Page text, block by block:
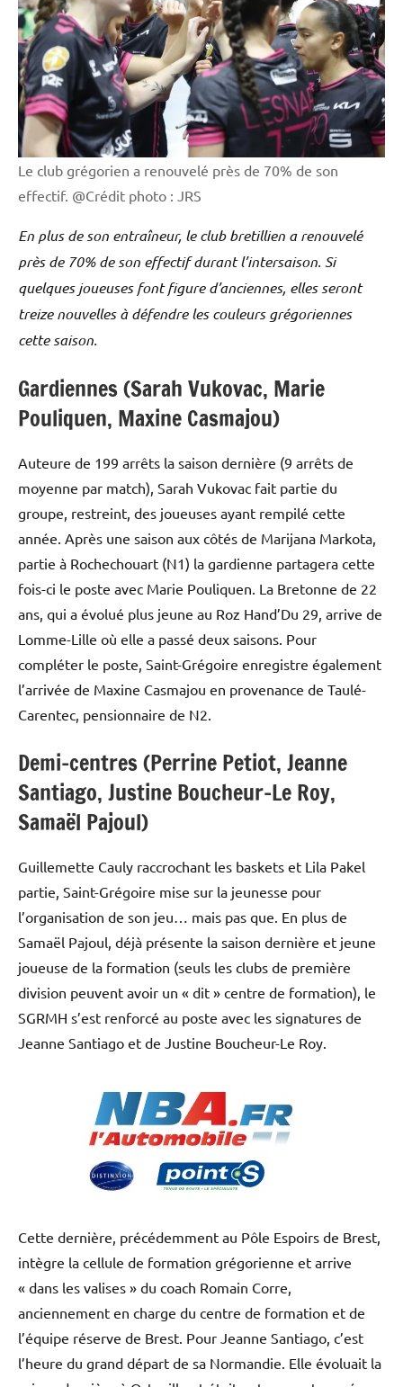
Le club grégorien a renouvelé près de 70% de son
effectif. @Crédit photo : JRS
En plus de son entraîneur, le club bretillien a renouvelé
près de 70% de son effectif durant l’intersaison. Si
quelques joueuses font figure d’anciennes, elles seront
treize nouvelles à défendre les couleurs grégoriennes
cette saison.
Gardiennes (Sarah Vukovac, Marie
Pouliquen, Maxine Casmajou)
Auteure de 199 arrêts la saison dernière (9 arrêts de
moyenne par match), Sarah Vukovac fait partie du
groupe, restreint, des joueuses ayant rempilé cette
année. Après une saison aux côtés de Marijana Markota,
partie à Rochechouart (N1) la gardienne partagera cette
fois-ci le poste avec Marie Pouliquen. La Bretonne de 22
ans, qui a évolué plus jeune au Roz Hand’Du 29, arrive de
Lomme-Lille où elle a passé deux saisons. Pour
compléter le poste, Saint-Grégoire enregistre également
l’arrivée de Maxine Casmajou en provenance de Taulé-
Carentec, pensionnaire de N2.
Demi-centres (Perrine Petiot, Jeanne
Santiago, Justine Boucheur-Le Roy,
Samaël Pajoul)
Guillemette Cauly raccrochant les baskets et Lila Pakel
partie, Saint-Grégoire mise sur la jeunesse pour
l’organisation de son jeu… mais pas que. En plus de
Samaël Pajoul, déjà présente la saison dernière et jeune
joueuse de la formation (seuls les clubs de première
division peuvent avoir un « dit » centre de formation), le
SGRMH s’est renforcé au poste avec les signatures de
Jeanne Santiago et de Justine Boucheur-Le Roy.
Cette dernière, précédemment au Pôle Espoirs de Brest,
intègre la cellule de formation grégorienne et arrive
« dans les valises » du coach Romain Corre,
anciennement en charge du centre de formation et de
l’équipe réserve de Brest. Pour Jeanne Santiago, c’est
l’heure du grand départ de sa Normandie. Elle évoluait la